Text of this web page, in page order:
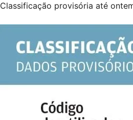
Classificação provisória até